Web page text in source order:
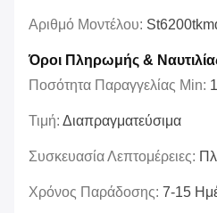
Αριθμό Μοντέλου:
Όροι Πληρωμής &
Ποσότητα Παραγγελίας Min:
Τιμή: Διαπραγματεύσιμα
Συσκευασία Λεπτομέρειες:
Χρόνος Παράδοσης: 7-15